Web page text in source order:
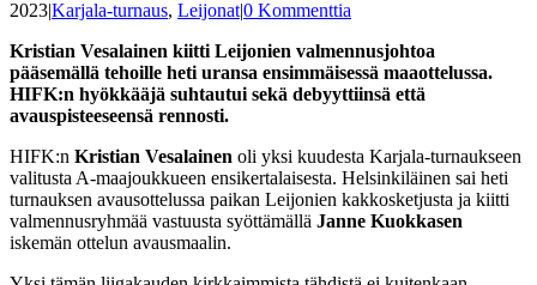
2023|Karjala-turnaus, Leijonat|0 Kommenttia
Kristian Vesalainen kiitti Leijonien valmennusjohtoa
pääsemällä tehoille heti uransa ensimmäisessä maaottelussa.
HIFK:n hyökkääjä suhtautui sekä debyyttiinsä että
avauspisteeseensä rennosti.
HIFK:n Kristian Vesalainen oli yksi kuudesta Karjala-turnaukseen
valitusta A-maajoukkueen ensikertalaisesta. Helsinkiläinen sai heti
turnauksen avausottelussa paikan Leijonien kakkosketjusta ja kiitti
valmennusryhmää vastuusta syöttämällä Janne Kuokkasen
iskemän ottelun avausmaalin.